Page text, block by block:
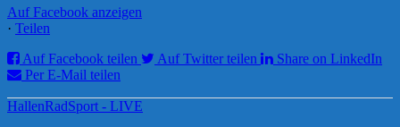
Auf Facebook anzeigen
· Teilen
Auf Facebook teilen
Auf Twitter teilen
Share on LinkedIn
Per E-Mail teilen
HallenRadSport - LIVE